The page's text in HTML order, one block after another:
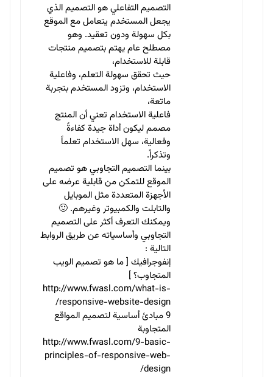
التصميم التفاعلي هو التصميم الذي
يجعل المستخدم يتعامل مع الموقع
بكل سهولة ودون تعقيد. وهو
مصطلح عام يهتم بتصميم منتجات
قابلة للاستخدام،
حيث تحقق سهولة التعلم، وفاعلية
الاستخدام، وتزود المستخدم بتجربة
ماتعة،
فاعلية الاستخدام تعني أن المنتج
مصمم ليكون أداة جيدة كفاءةً
وفعالية، سهل الاستخدام تعلماً
وتذكراً.
بينما التصميم التجاوبي هو تصميم
الموقع للتمكن من قابلية عرضه على
الأجهزة المتعددة مثل الموبايل
والتابلت والكمبيوتر وغيرهم. 🙂
ويمكنك التعرف أكثر على التصميم
التجاوبي وأساسياته عن طريق الروابط
التالية :
إنفوجرافيك [ ما هو تصميم الويب
المتجاوب؟ ]
http://www.fwasl.com/what-is-
responsive-website-design/
9 مبادئ أساسية لتصميم المواقع
المتجاوبة
http://www.fwasl.com/9-basic-
principles-of-responsive-web-
design/